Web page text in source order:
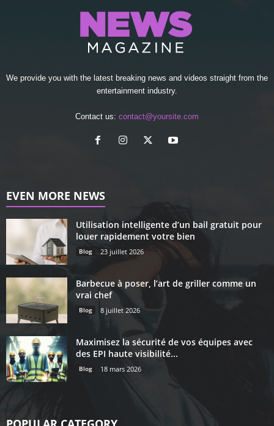
We provide you with the latest breaking news and videos straight from the
entertainment industry.
Contact us: contact@yoursite.com
EVEN MORE NEWS
Utilisation intelligente d’un bail gratuit pour
louer rapidement votre bien
Blog 23 juillet 2026
Barbecue à poser, l’art de griller comme un
vrai chef
Blog 8 juillet 2026
Maximisez la sécurité de vos équipes avec
des EPI haute visibilité...
Blog 18 mars 2026